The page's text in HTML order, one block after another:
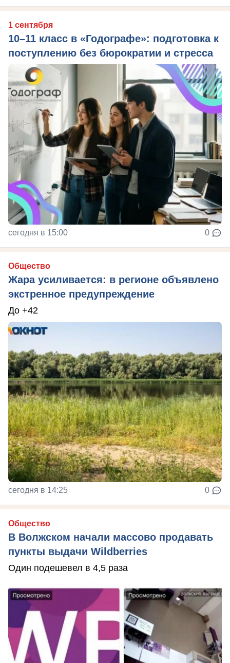
1 сентября
10–11 класс в «Годографе»: подготовка к
поступлению без бюрократии и стресса
сегодня в 15:00 0
Общество
Жара усиливается: в регионе объявлено
экстренное предупреждение
До +42
сегодня в 14:25 0
Общество
В Волжском начали массово продавать
пункты выдачи Wildberries
Один подешевел в 4,5 раза